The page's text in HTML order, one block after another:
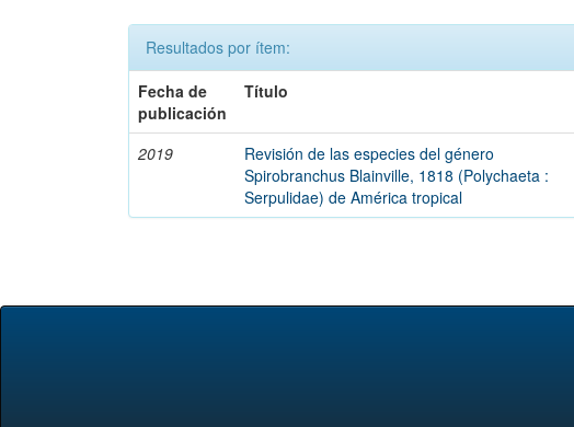
Resultados por ítem:
Fecha de
publicación
Título
2019
Revisión de las especies del género
Spirobranchus Blainville, 1818 (Polychaeta :
Serpulidae) de América tropical